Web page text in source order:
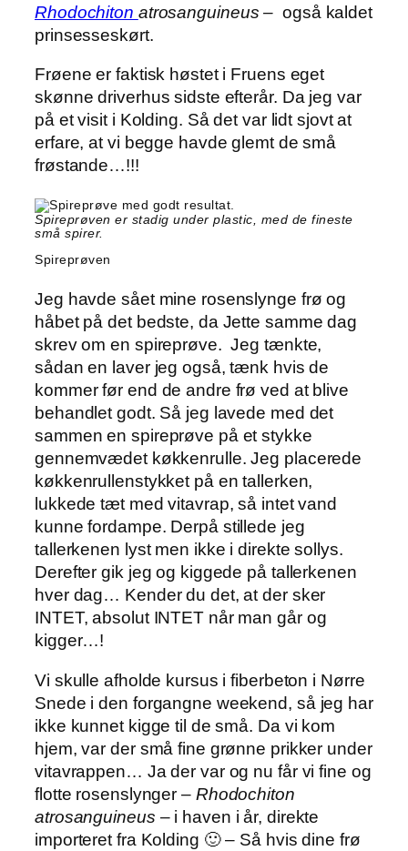
Rhodochiton atrosanguineus – også kaldet
prinsesseskørt.
Frøene er faktisk høstet i Fruens eget
skønne driverhus sidste efterår. Da jeg var
på et visit i Kolding. Så det var lidt sjovt at
erfare, at vi begge havde glemt de små
frøstande…!!!
Spireprøven er stadig under plastic, med de fineste
små spirer.
Spireprøven
Jeg havde sået mine rosenslynge frø og
håbet på det bedste, da Jette samme dag
skrev om en spireprøve. Jeg tænkte,
sådan en laver jeg også, tænk hvis de
kommer før end de andre frø ved at blive
behandlet godt. Så jeg lavede med det
sammen en spireprøve på et stykke
gennemvædet køkkenrulle. Jeg placerede
køkkenrullenstykket på en tallerken,
lukkede tæt med vitavrap, så intet vand
kunne fordampe. Derpå stillede jeg
tallerkenen lyst men ikke i direkte sollys.
Derefter gik jeg og kiggede på tallerkenen
hver dag… Kender du det, at der sker
INTET, absolut INTET når man går og
kigger…!
Vi skulle afholde kursus i fiberbeton i Nørre
Snede i den forgangne weekend, så jeg har
ikke kunnet kigge til de små. Da vi kom
hjem, var der små fine grønne prikker under
vitavrappen… Ja der var og nu får vi fine og
flotte rosenslynger – Rhodochiton
atrosanguineus – i haven i år, direkte
importeret fra Kolding 🙂 – Så hvis dine frø